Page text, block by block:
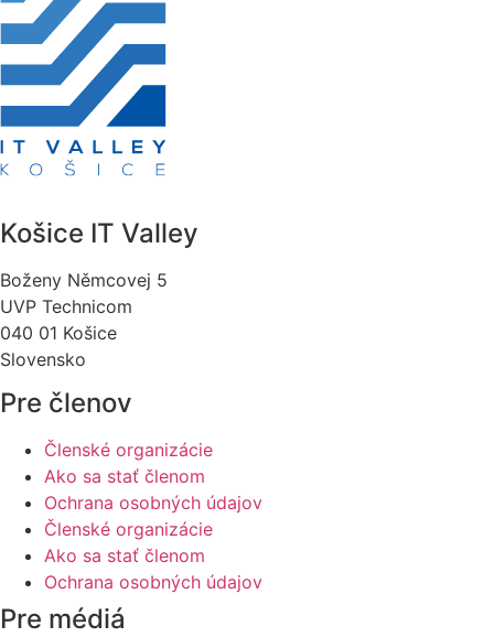
Košice IT Valley
Boženy Němcovej 5
UVP Technicom
040 01 Košice
Slovensko
Pre členov
Členské organizácie
Ako sa stať členom
Ochrana osobných údajov
Členské organizácie
Ako sa stať členom
Ochrana osobných údajov
Pre médiá